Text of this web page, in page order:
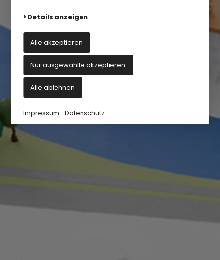
Details anzeigen
Alle akzeptieren
Nur ausgewählte akzeptieren
Alle ablehnen
Impressum Datenschutz